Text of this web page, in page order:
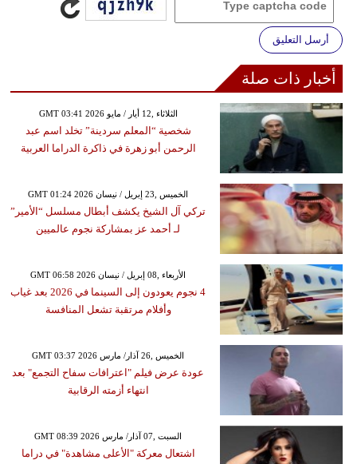
أرسل التعليق
أخبار ذات صلة
GMT 03:41 2026 الثلاثاء ,12 أيار / مايو
شخصية “المعلم سردينة” تخلد اسم عبد
الرحمن أبو زهرة في ذاكرة الدراما العربية
GMT 01:24 2026 الخميس ,23 إبريل / نيسان
تركي آل الشيخ يكشف أبطال مسلسل “الأمير”
لـ أحمد عز بمشاركة نجوم عالميين
GMT 06:58 2026 الأربعاء ,08 إبريل / نيسان
4 نجوم يعودون إلى السينما في 2026 بعد غياب
وأفلام مرتقبة تشعل المنافسة
GMT 03:37 2026 الخميس ,26 آذار/ مارس
عودة عرض فيلم "اعترافات سفاح التجمع" بعد
انتهاء أزمته الرقابية
GMT 08:39 2026 السبت ,07 آذار/ مارس
اشتعال معركة "الأعلى مشاهدة" في دراما